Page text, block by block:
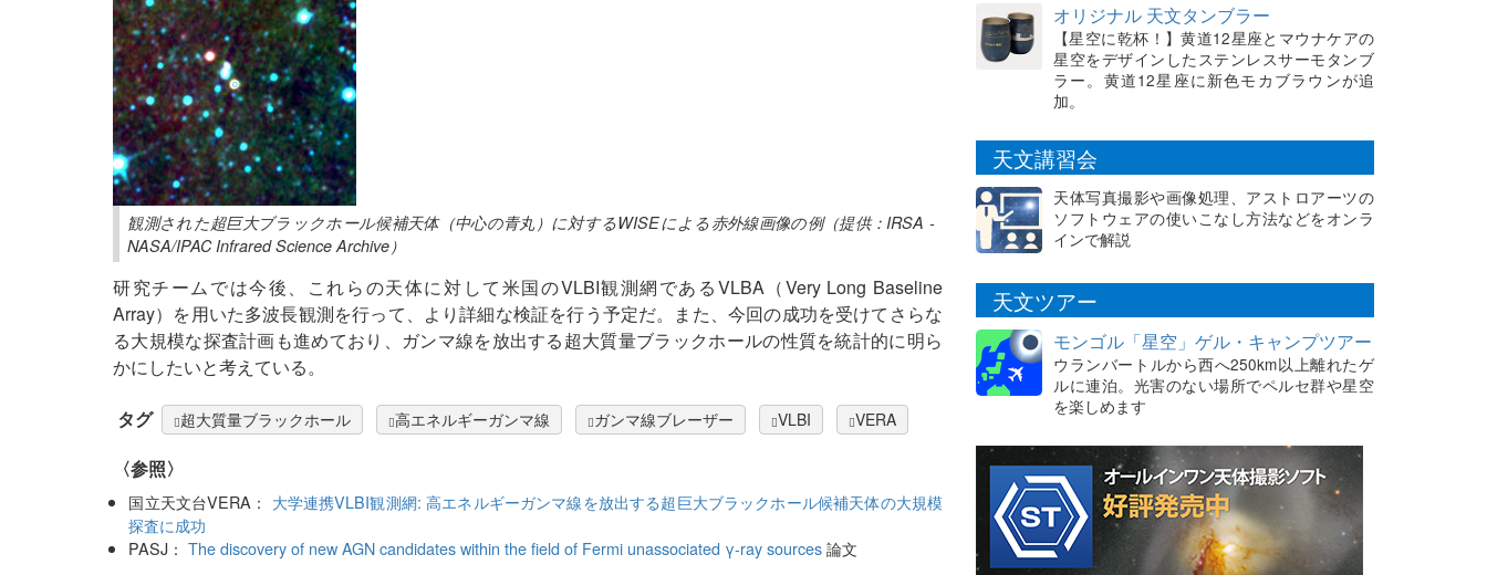
観測された超巨大ブラックホール候補天体（中心の青丸）に対するWISEによる赤外線画像の例（提供：IRSA -
NASA/IPAC Infrared Science Archive）
研究チームでは今後、これらの天体に対して米国のVLBI観測網であるVLBA（Very Long Baseline
Array）を用いた多波長観測を行って、より詳細な検証を行う予定だ。また、今回の成功を受けてさらな
る大規模な探査計画も進めており、ガンマ線を放出する超大質量ブラックホールの性質を統計的に明ら
かにしたいと考えている。
タグ 超大質量ブラックホール 高エネルギーガンマ線 ガンマ線ブレーザー VLBI VERA
〈参照〉
国立天文台VERA： 大学連携VLBI観測網: 高エネルギーガンマ線を放出する超巨大ブラックホール候補天体の大規模
探査に成功
PASJ：The discovery of new AGN candidates within the field of Fermi unassociated γ-ray sources論文
オリジナル 天文タンブラー
【星空に乾杯！】黄道12星座とマウナケアの
星空をデザインしたステンレスサーモタンブ
ラー。黄道12星座に新色モカブラウンが追
加。
天文講習会
天体写真撮影や画像処理、アストロアーツの
ソフトウェアの使いこなし方法などをオンラ
インで解説
天文ツアー
モンゴル「星空」ゲル・キャンプツアー
ウランバートルから西へ250km以上離れたゲ
ルに連泊。光害のない場所でペルセ群や星空
を楽しめます